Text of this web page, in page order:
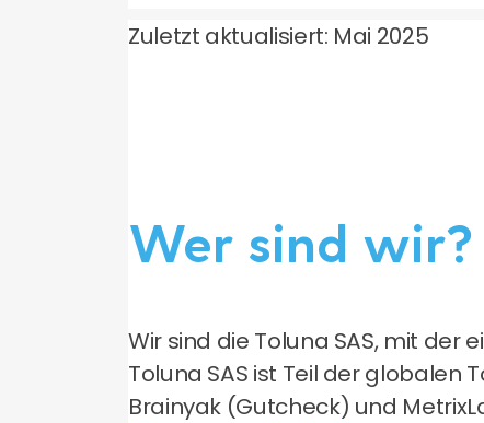
Zuletzt aktualisiert: Mai 2025
Wer sind wir?
Wir sind die Toluna SAS, mit der
Toluna SAS ist Teil der globalen
Brainyak (Gutcheck) und